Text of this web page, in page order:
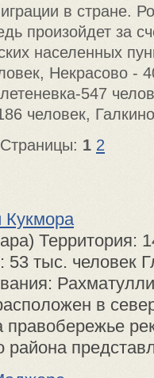
в стране.
произойдет за
населенных
Некрасово -
547
человек,
Страницы: 1 2
Кукмора
Территория:
53 тыс. человек
в
района